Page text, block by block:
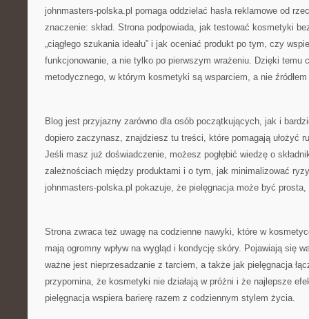
johnmasters-polska.pl pomaga oddzielać hasła reklamowe od
znaczenie: skład. Strona podpowiada, jak testować kosmetyki
„ciągłego szukania ideału” i jak oceniać produkt po tym, czy
funkcjonowanie, a nie tylko po pierwszym wrażeniu. Dzięki temu
metodycznego, w którym kosmetyki są wsparciem, a nie
Blog jest przyjazny zarówno dla osób początkujących, jak i
dopiero zaczynasz, znajdziesz tu treści, które pomagają ułożyć
Jeśli masz już doświadczenie, możesz pogłębić wiedzę o
zależnościach między produktami i o tym, jak minimalizować
johnmasters-polska.pl pokazuje, że pielęgnacja może być
Strona zwraca też uwagę na codzienne nawyki, które w
mają ogromny wpływ na wygląd i kondycję skóry. Pojawiają się
ważne jest nieprzesadzanie z tarciem, a także jak pielęgnacja
przypomina, że kosmetyki nie działają w próżni i że najlepsze
pielęgnacja wspiera barierę razem z codziennym stylem życia.